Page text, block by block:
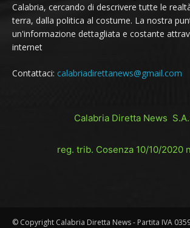
Calabria, cercando di descrivere tutte le
terra, dalla politica al costume. La nostra
un'informazione dettagliata e costante
internet
Contattaci: calabriadirettanews@gmail.com
Calabria Diretta News
reg. trib. Cosenza 10/10/2020
© Copyright Calabria Diretta News - Partita IVA